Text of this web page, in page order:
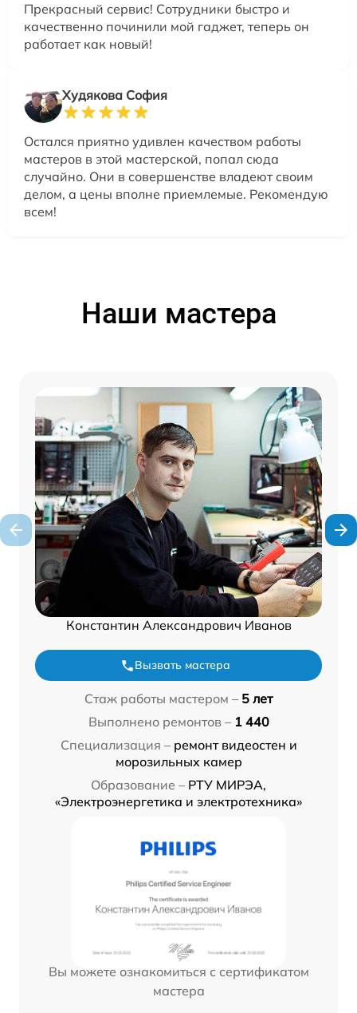
Прекрасный сервис! Сотрудники быстро и
качественно починили мой гаджет, теперь он
работает как новый!
Худякова София
Остался приятно удивлен качеством работы
мастеров в этой мастерской, попал сюда
случайно. Они в совершенстве владеют своим
делом, а цены вполне приемлемые. Рекомендую
всем!
Наши мастера
Константин Александрович Иванов
Вызвать мастера
Стаж работы мастером – 5 лет
Выполнено ремонтов – 1 440
Специализация – ремонт видеостен и
морозильных камер
Образование – РТУ МИРЭА,
«Электроэнергетика и электротехника»
Вы можете ознакомиться с сертификатом
мастера